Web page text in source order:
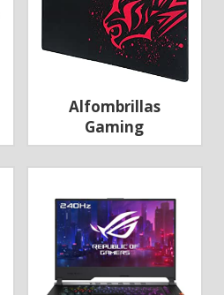
Alfombrillas
Gaming